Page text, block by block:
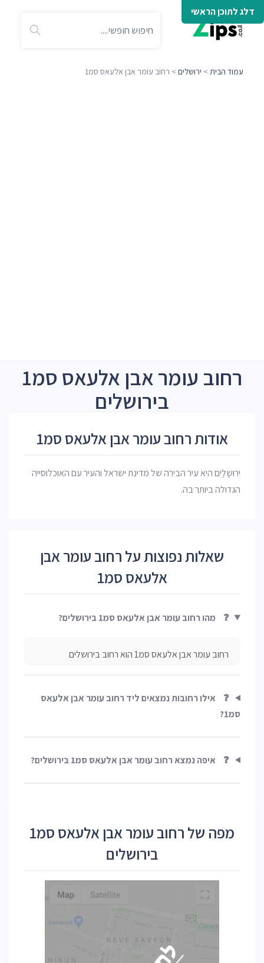
דלג לתוכן הראשי
עמוד הבית > ירושלים > רחוב עומר אבן אלעאס סמ1
רחוב עומר אבן אלעאס סמ1
בירושלים
אודות רחוב עומר אבן אלעאס סמ1
יְרוּשָׁלַיִם היא עיר הבירה של מדינת ישראל והעיר עם האוכלוסייה
הגדולה ביותר בה.
שאלות נפוצות על רחוב עומר אבן
אלעאס סמ1
❓ מהו רחוב עומר אבן אלעאס סמ1 בירושלים?
רחוב עומר אבן אלעאס סמ1 הוא רחוב בירושלים
❓
אילו רחובות נמצאים ליד רחוב עומר אבן אלעאס
סמ1?
❓ איפה נמצא רחוב עומר אבן אלעאס סמ1 בירושלים?
מפה של רחוב עומר אבן אלעאס סמ1
בירושלים